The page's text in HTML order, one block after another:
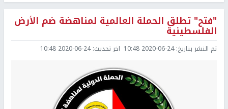
"فتح" تطلق الحملة العالمية لمناهضة ضم الأرض
الفلسطينية
تم النشر بتاريخ:2020-06-24 10:48 اخر تحديث:2020-06-24 10:48